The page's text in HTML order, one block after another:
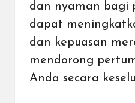
dan nyaman bagi
dapat
dan kepuasan
mendorong
Anda secara